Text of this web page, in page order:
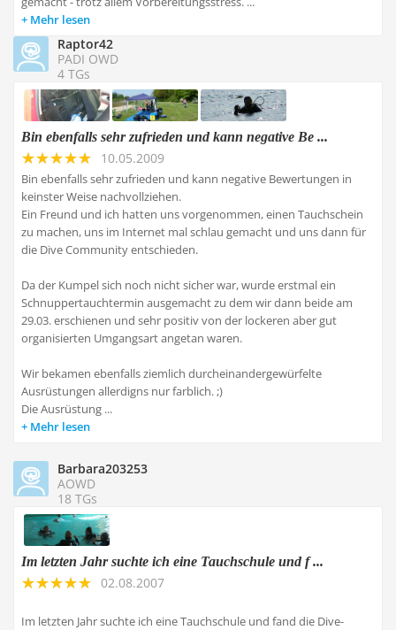
Mehr lesen
Raptor42
PADI OWD
4 TGs
Bin ebenfalls sehr zufrieden und kann negative Be ...
10.05.2009
Bin ebenfalls sehr zufrieden und kann negative Bewertungen in
keinster Weise nachvollziehen.
Ein Freund und ich hatten uns vorgenommen, einen Tauchschein
zu machen, uns im Internet mal schlau gemacht und uns dann für
die Dive Community entschieden.
Da der Kumpel sich noch nicht sicher war, wurde erstmal ein
Schnuppertauchtermin ausgemacht zu dem wir dann beide am
29.03. erschienen und sehr positiv von der lockeren aber gut
organisierten Umgangsart angetan waren.
Wir bekamen ebenfalls ziemlich durcheinandergewürfelte
Ausrüstungen allerdigns nur farblich. ;)
Die Ausrüstung ...
Mehr lesen
Barbara203253
AOWD
18 TGs
Im letzten Jahr suchte ich eine Tauchschule und f ...
02.08.2007
Im letzten Jahr suchte ich eine Tauchschule und fand die Dive-